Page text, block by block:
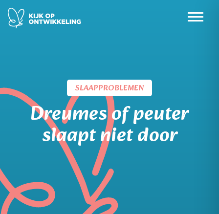
Skip
SLAAPPROBLEMEN
Dreumes of peuter
slaapt niet door